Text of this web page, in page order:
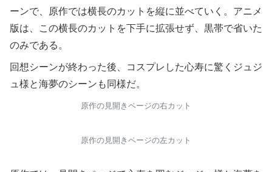
ーンで、原作では横長のカットを縦に並べていく。アニメ
版は、この横長のカットを下手に拡張せず、黒帯で省いた
のみである。
回想シーンが終わった後、コスプレした心寿に驚くジュジ
ュ様と海夢のシーンも同様だ。
原作の見開きページの右カット
原作の見開きページの左カット